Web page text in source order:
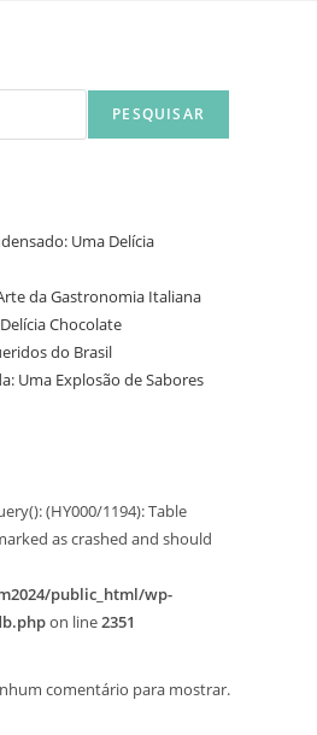
PESQUISAR
Uma Delícia
da Gastronomia Italiana
Chocolate
do Brasil
Uma Explosão de Sabores
(HY000/1194): Table
as crashed and should
public_html/wp-
on line2351
comentário para mostrar.